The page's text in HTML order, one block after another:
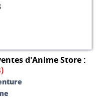
d'Anime Store :